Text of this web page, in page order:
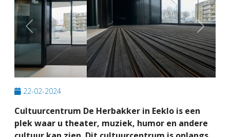
Previous Next
22-02-2024
Cultuurcentrum De Herbakker in Eeklo is een
plek waar u theater, muziek, humor en andere